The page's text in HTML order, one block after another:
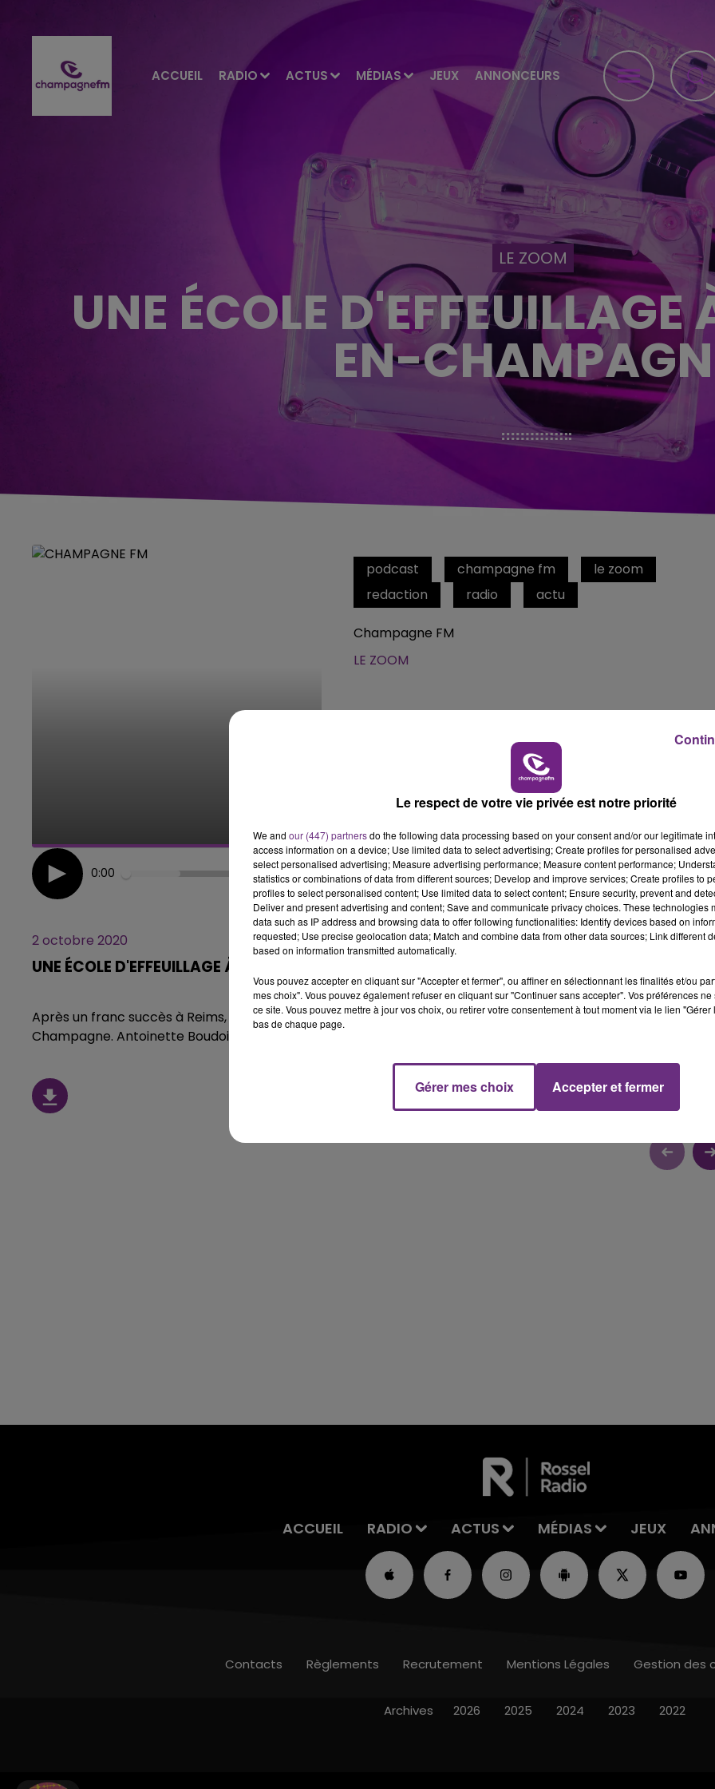
ACCUEIL RADIO ACTUS MÉDIAS JEUX ANNONCEURS
16h00 - 20h00
LE WEEK-END CHAMPAGNE FM
LE ZOOM
UNE ÉCOLE
EN-
podcast champagne fm
le zoom
redaction
radio actu
Champagne FM
LE ZOOM
0:00
2 octobre 2020
UNE ÉCOLE D'EFFEUILLAGE À CHÂLONS-EN-CHAMPAGNE
Après un franc succès à Reims, la Boudoir School propose désormais des cours de burlesque à Châlons-en-
Champagne. Antoinette Boudoir, fondatrice de l'école est dans le Zoom de Champagne FM.
ACCUEIL RADIO ACTUS MÉDIAS JEUX
Contacts Règlements Recrutement Mentions Légales Gestion des
Archives 2026 2025 2024 2023 2022
Le respect de votre vie privée est notre priorité
We and our (447) partnersdo the following data processing based on your consent and/or our legitimate
access information on a device; Use limited data to select advertising; Create profiles for personalised
select personalised advertising; Measure advertising performance; Measure content performance;
statistics or combinations of data from different sources; Develop and improve services; Create profiles to
profiles to select personalised content; Use limited data to select content; Ensure security, prevent and
Deliver and present advertising and content; Save and communicate privacy choices. These technologies
data such as IP address and browsing data to offer following functionalities: Identify devices based on
requested; Use precise geolocation data; Match and combine data from other data sources; Link different
based on information transmitted automatically.
Vous pouvez accepter en cliquant sur "Accepter et fermer", ou affiner en sélectionnant les finalités et/ou
mes choix". Vous pouvez également refuser en cliquant sur "Continuer sans accepter". Vos préférences
ce site. Vous pouvez mettre à jour vos choix, ou retirer votre consentement à tout moment via le lien
bas de chaque page.
Gérer mes choix Accepter et fermer